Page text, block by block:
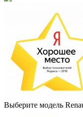
Выберите модель